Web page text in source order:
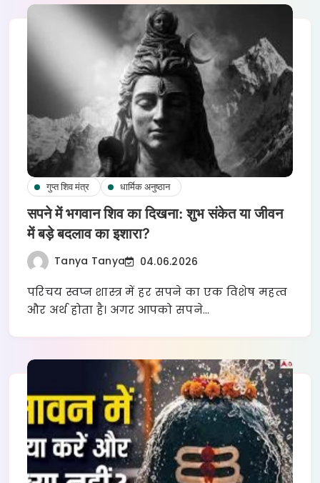
गुप्त शिव मंत्र धार्मिक अनुष्ठान
सपने में भगवान शिव का दिखना: शुभ संकेत या जीवन
में बड़े बदलाव का इशारा?
Tanya Tanya 04.06.2026
परिचय स्वप्न शास्त्र में हर सपने का एक विशेष महत्व
और अर्थ होता है। अगर आपको सपने…